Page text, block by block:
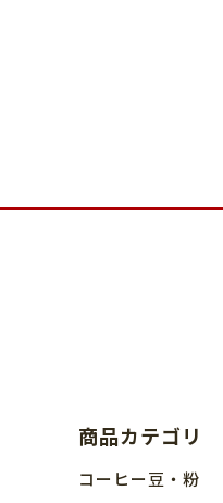
商品カテゴリ
コーヒー豆・粉